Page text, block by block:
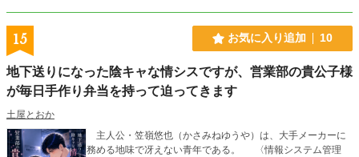
15 お気に入り追加 10
地下送りになった陰キャな情シスですが、営業部の貴公子様
が毎日手作り弁当を持って迫ってきます
土屋とおか
主人公・笠嶺悠也（かさみねゆうや）は、大手メーカーに
務める地味で冴えない青年である。 〈情報システム管理